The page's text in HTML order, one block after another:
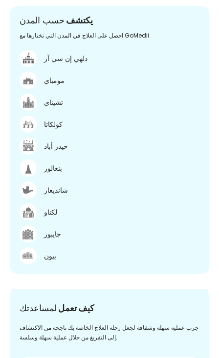
يكتشف حسب المدن
احصل على العلاج في المدن التي تختارها مع GoMedii
دلهي إن سي آر
مومباي
تشيناي
كولكاتا
حيدر أباد
بنغالور
شانديغار
لكناو
جايبور
بيون
كيف تعمل لمساعدتك
جرب عملية سهلة وشفافة لجعل رحلة العلاج الخاصة بك ناجحة من الاكتشاف
إلى التفريغ من خلال عملية سهلة وسلسة.